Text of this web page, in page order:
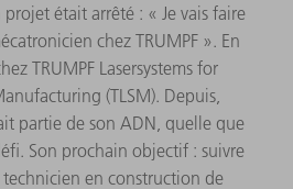
était arrêté : « Je vais faire
chez TRUMPF ». En
TRUMPF Lasersystems for
(TLSM). Depuis,
partie de son ADN, quelle que
Son prochain objectif : suivre
en construction de